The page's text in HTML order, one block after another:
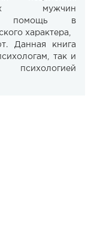
мужчин
помощь в
характера,
Данная книга
так и